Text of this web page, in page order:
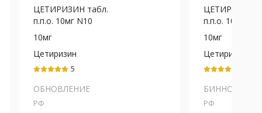
ЦЕТИРИЗИН табл.
п.п.о. 10мг N10
10мг
Цетиризин
5
ОБНОВЛЕНИЕ
РФ
ЦЕТИРИЗИН
п.п.о. 10мг N10
10мг
Цетиризин
БИННОФАРМ
РФ